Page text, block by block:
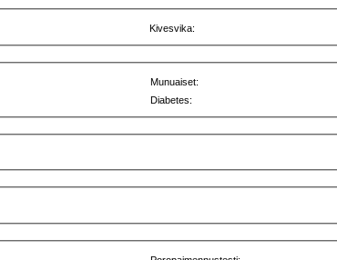
Kivesvika:
Munuaiset:
Diabetes: